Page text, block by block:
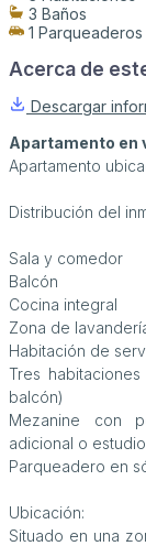
3 Baños
1 Parqueaderos
Acerca de
Descargar
Apartamento en
Apartamento
Distribución del
Sala y comedor
Balcón
Cocina integral
Zona de
Habitación de
Tres
balcón)
Mezanine con
adicional o estudio
Parqueadero en
Ubicación:
Situado en una